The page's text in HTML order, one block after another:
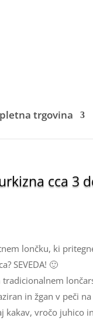
trgovina
cca 3
lončku, ki
SEVEDA! 🙂
in žgan v peči
kakav, vročo juhico